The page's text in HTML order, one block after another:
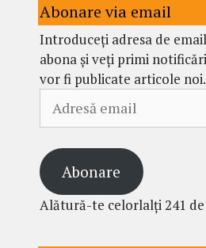
Abonare via email
Introduceți adresa de
abona și veți primi
vor fi publicate articole noi.
email
Abonare
Alătură-te celorlalți 241 de